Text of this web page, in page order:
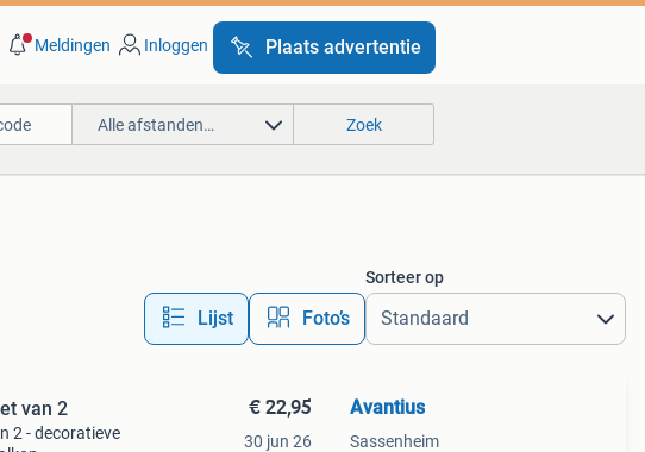
Meldingen Inloggen Plaats advertentie
Alle afstanden… Zoek
Lijst Foto’s
Sorteer op
van 2
2 - decoratieve
€ 22,95
30 jun 26
Avantius
Sassenheim